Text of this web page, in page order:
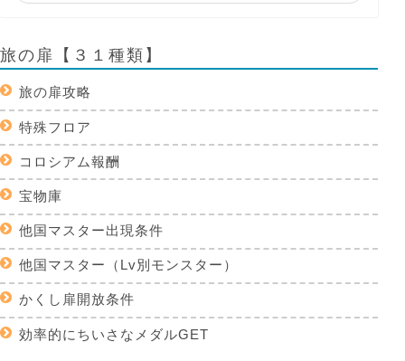
旅の扉【３１種類】
旅の扉攻略
特殊フロア
コロシアム報酬
宝物庫
他国マスター出現条件
他国マスター（Lv別モンスター）
かくし扉開放条件
効率的にちいさなメダルGET